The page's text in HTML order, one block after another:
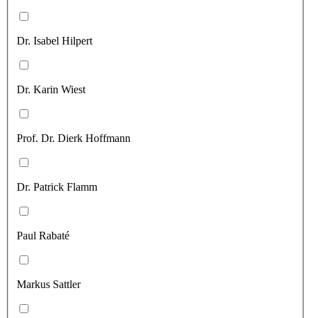
Dr. Isabel Hilpert
Dr. Karin Wiest
Prof. Dr. Dierk Hoffmann
Dr. Patrick Flamm
Paul Rabaté
Markus Sattler